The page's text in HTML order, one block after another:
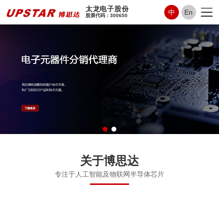
太龙电子股份
股票代码：300650 En
中
关于博思达
专注于人工智能及物联网半导体芯片